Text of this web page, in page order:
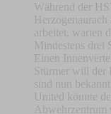
Während der
Herzogenaurach
arbeitet, warten
Mindestens drei
Einen
Stürmer will der
sind nun
United könnte